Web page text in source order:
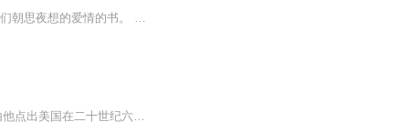
食物永远是最善良的，它不拒绝每一个孤独的人。 这是一本写日夜陪伴我们的食物，还有我们朝思夜想的爱情的书。 用温柔的心，用细腻的文字，去诠释那些属于日常生活里， 每一个有关食物与爱的故事。 我们喜欢美味，同样期待美好的感情。 饿了就吃，困了就睡，疼了就哭，决定走了，就别再回头。 愿你再也不会被谁口中所描述的样子所动摇。 请先学会宠爱自己。 你若美好，爱情自来。
西方古圣先贤 当代名人大咖(大多是美国人 估计是美国人编撰的 最后的罗姆只是个大学生 由他点出美国在二十世纪六十年代阅读名著计划中 阅读带给学生的改变以及面临的困难）对阅读的理解 经历和感受 并给出许多建议 确实会给读者以指导和启发 避免在求知求...